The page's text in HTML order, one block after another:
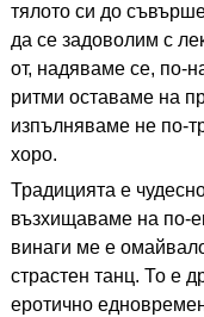
тялото си до
да се задоволим с
от, надяваме се, по-
ритми оставаме на
изпълняваме не по-
хоро.
Традицията е
възхищаваме на по-
винаги ме е
страстен танц. То е
еротично